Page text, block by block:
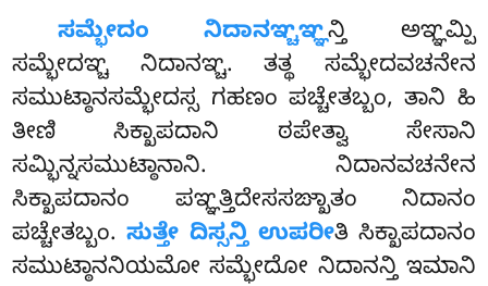
ಸಮ್ಭೇದಂ ನಿದಾನಞ್ಚಞ್ಞನ್ತಿ ಅಞ್ಞಮ್ಪಿ
ಸಮ್ಭೇದಞ್ಚ ನಿದಾನಞ್ಚ. ತತ್ಥ ಸಮ್ಭೇದವಚನೇನ
ಸಮುಟ್ಠಾನಸಮ್ಭೇದಸ್ಸ ಗಹಣಂ ಪಚ್ಚೇತಬ್ಬಂ, ತಾನಿ ಹಿ
ತೀಣಿ ಸಿಕ್ಖಾಪದಾನಿ ಠಪೇತ್ವಾ ಸೇಸಾನಿ
ಸಮ್ಭಿನ್ನಸಮುಟ್ಠಾನಾನಿ. ನಿದಾನವಚನೇನ
ಸಿಕ್ಖಾಪದಾನಂ ಪಞ್ಞತ್ತಿದೇಸಸಙ್ಖಾತಂ ನಿದಾನಂ
ಪಚ್ಚೇತಬ್ಬಂ.ಸುತ್ತೇ ದಿಸ್ಸನ್ತಿ ಉಪರೀತಿ ಸಿಕ್ಖಾಪದಾನಂ
ಸಮುಟ್ಠಾನನಿಯಮೋ ಸಮ್ಭೇದೋ ನಿದಾನನ್ತಿ ಇಮಾನಿ